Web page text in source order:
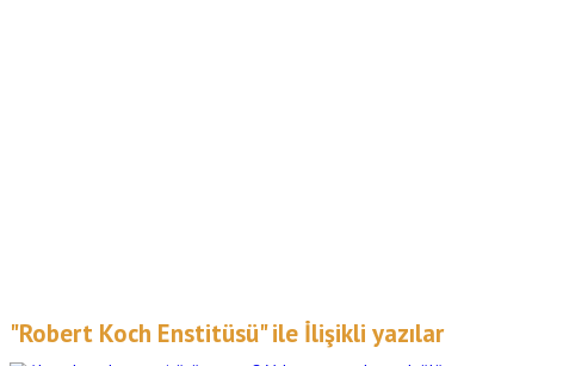
"Robert Koch Enstitüsü" ile İlişikli yazılar